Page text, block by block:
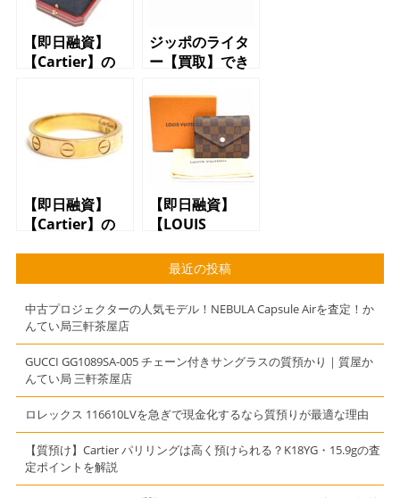
【即日融資】
【Cartier】の
きます【質】
【かんてい局】
【三軒茶屋】
ジッポのライタ
ー【買取】でき
【三軒茶屋】
【駒沢】【上
馬】
【即日融資】
【Cartier】の
り】できます
【質】【かんて
い局】【三軒茶
屋】
【即日融資】
【LOUIS
【財布】で【質
預かり】できま
す【質】【かん
てい局】【三軒
茶屋】
最近の投稿
中古プロジェクターの人気モデル！NEBULA Capsule Airを査定！か
んてい局三軒茶屋店
GUCCI GG1089SA-005 チェーン付きサングラスの質預かり｜質屋か
んてい局 三軒茶屋店
ロレックス 116610LVを急ぎで現金化するなら質預りが最適な理由
【質預け】Cartier パリリングは高く預けられる？K18YG・15.9gの査
定ポイントを解説